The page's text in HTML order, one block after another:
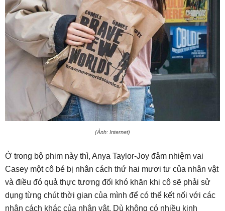
(Ảnh: Internet)
Ở trong bộ phim này thì, Anya Taylor-Joy đảm nhiệm vai
Casey một cô bé bị nhân cách thứ hai mươi tư của nhân vật
và điều đó quả thực tương đối khó khăn khi cô sẽ phải sử
dụng từng chút thời gian của mình để có thể kết nối với các
nhân cách khác của nhân vật. Dù không có nhiều kinh